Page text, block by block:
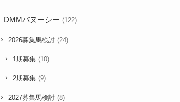
DMMバヌーシー (122)
2026募集馬検討 (24)
1期募集 (10)
2期募集 (9)
2027募集馬検討 (8)